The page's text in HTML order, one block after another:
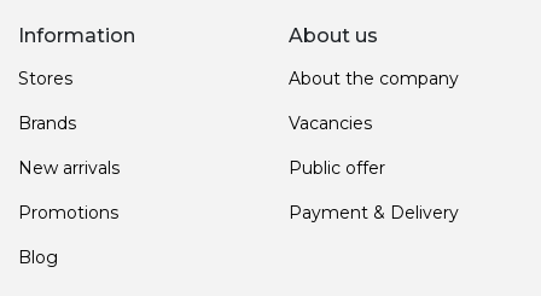
Information
Stores
Brands
New arrivals
Promotions
Blog
About us
About the company
Vacancies
Public offer
Payment & Delivery